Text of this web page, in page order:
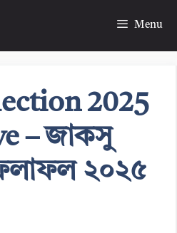
Menu
2025
– জাকসু
ফলাফল ২০২৫